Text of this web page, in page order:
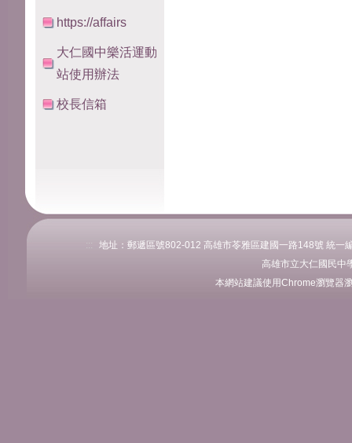
https://affairs
大仁國中樂活運動
站使用辦法
校長信箱
:::
地址：郵遞區號802-012 高雄市苓雅區建國一路148號 統
高雄市立大仁國民中
本網站建議使用Chrome瀏覽器